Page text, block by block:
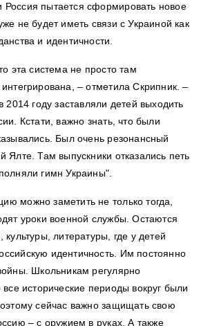
пытается сформировать новое
не будет иметь связи с Украиной как
и идентичности.
эта система не просто там
– отметила Скрипник. –
2014 году заставляли детей выходить
Кстати, важно знать, что были
Был очень резонансный
Ялте. Там выпускники отказались петь
гимн Украины".
можно заметить не только тогда,
уроки военной службы. Остаются
литературы, где у детей
идентичность. Им постоянно
Школьникам регулярно
все исторические периоды вокруг были
сейчас важно защищать свою
– с оружием в руках. А также